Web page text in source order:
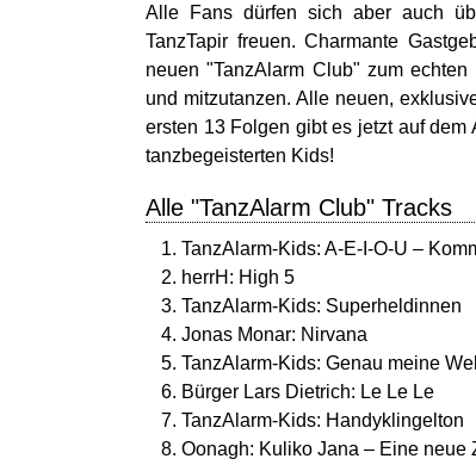
Alle Fans dürfen sich aber auch
TanzTapir freuen. Charmante
neuen "TanzAlarm Club" zum
und mitzutanzen. Alle neuen,
ersten 13 Folgen gibt es jetzt auf
tanzbegeisterten Kids!
Alle "TanzAlarm Club" Tracks
TanzAlarm-Kids: A-E-I-O-U –
herrH: High 5
TanzAlarm-Kids: Superheldinnen
Jonas Monar: Nirvana
TanzAlarm-Kids: Genau meine
Bürger Lars Dietrich: Le Le Le
TanzAlarm-Kids: Handyklingelton
Oonagh: Kuliko Jana – Eine neue